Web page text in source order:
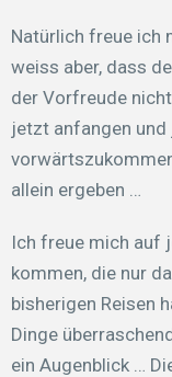
Natürlich freue ich
weiss aber, dass
der Vorfreude
jetzt anfangen und
allein ergeben …
Ich freue mich auf
kommen, die nur
bisherigen Reisen
Dinge
ein Augenblick …